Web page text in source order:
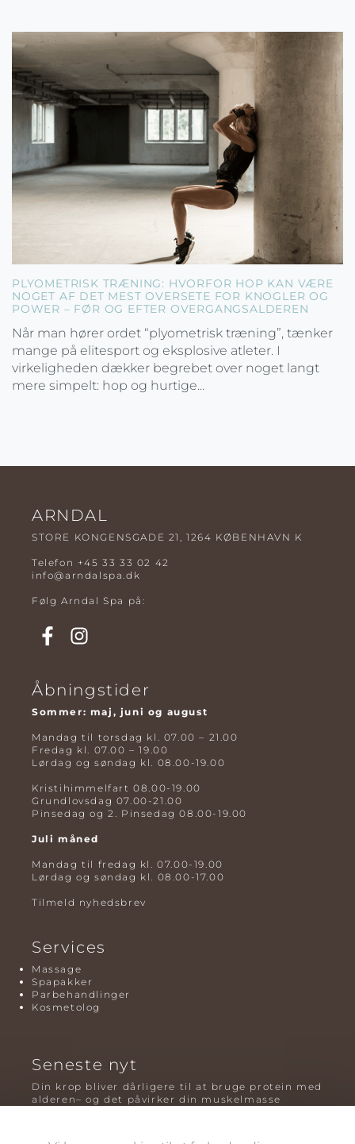
PLYOMETRISK TRÆNING: HVORFOR HOP KAN VÆRE
NOGET AF DET MEST OVERSETE FOR KNOGLER OG
POWER – FØR OG EFTER OVERGANGSALDEREN
Når man hører ordet “plyometrisk træning”, tænker
mange på elitesport og eksplosive atleter. I
virkeligheden dækker begrebet over noget langt
mere simpelt: hop og hurtige...
ARNDAL
STORE KONGENSGADE 21, 1264 KØBENHAVN K
Telefon +45 33 33 02 42
info@arndalspa.dk
Følg Arndal Spa på:
Åbningstider
Sommer: maj, juni og august
Mandag til torsdag kl. 07.00 – 21.00
Fredag kl. 07.00 – 19.00
Lørdag og søndag kl. 08.00-19.00
Kristihimmelfart 08.00-19.00
Grundlovsdag 07.00-21.00
Pinsedag og 2. Pinsedag 08.00-19.00
Juli måned
Mandag til fredag kl. 07.00-19.00
Lørdag og søndag kl. 08.00-17.00
Tilmeld nyhedsbrev
Services
Massage
Spapakker
Parbehandlinger
Kosmetolog
Seneste nyt
Din krop bliver dårligere til at bruge protein med
alderen– og det påvirker din muskelmasse